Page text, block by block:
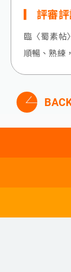
評審
臨〈蜀素帖
順暢、熟練